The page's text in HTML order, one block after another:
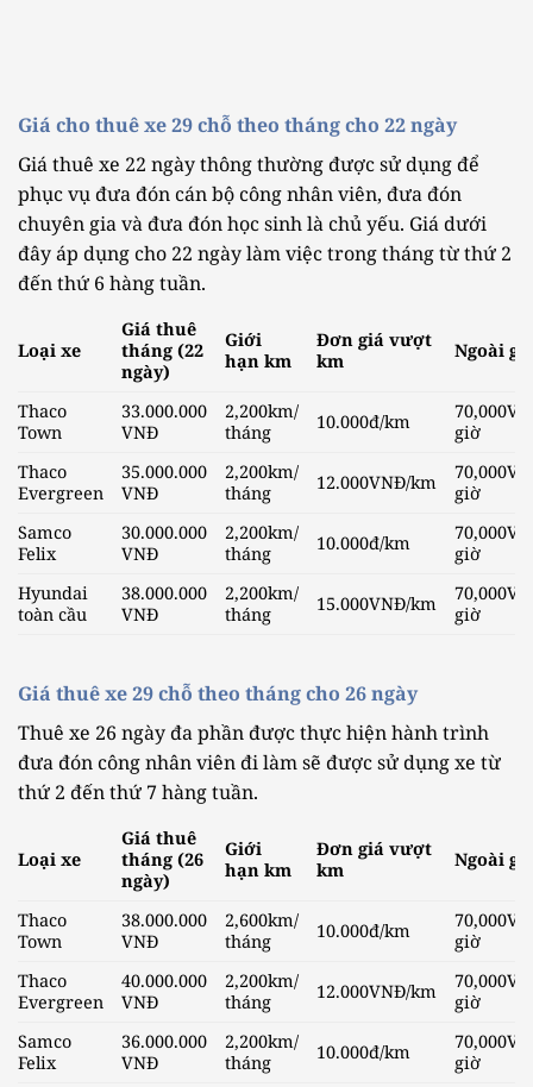
Giá cho thuê xe 29 chỗ theo tháng cho 22 ngày
Giá thuê xe 22 ngày thông thường được sử dụng để
phục vụ đưa đón cán bộ công nhân viên, đưa đón
chuyên gia và đưa đón học sinh là chủ yếu. Giá dưới
đây áp dụng cho 22 ngày làm việc trong tháng từ thứ 2
đến thứ 6 hàng tuần.
Loại xe
Giá thuê
tháng (22
ngày)
Giới
hạn km
Đơn giá vượt
km
Ngoài
Thaco
Town
33.000.000
VNĐ
2,200km/
tháng
10.000đ/km
giờ
Thaco
Evergreen
35.000.000
VNĐ
2,200km/
tháng
12.000VNĐ/km
giờ
Samco
Felix
30.000.000
VNĐ
2,200km/
tháng
10.000đ/km
giờ
Hyundai
toàn cầu
38.000.000
VNĐ
2,200km/
tháng
15.000VNĐ/km
giờ
Giá thuê xe 29 chỗ theo tháng cho 26 ngày
Thuê xe 26 ngày đa phần được thực hiện hành trình
đưa đón công nhân viên đi làm sẽ được sử dụng xe từ
thứ 2 đến thứ 7 hàng tuần.
Loại xe
Giá thuê
tháng (26
ngày)
Giới
hạn km
Đơn giá vượt
km
Ngoài
Thaco
Town
38.000.000
VNĐ
2,600km/
tháng
10.000đ/km
giờ
Thaco
Evergreen
40.000.000
VNĐ
2,200km/
tháng
12.000VNĐ/km
giờ
Samco
Felix
36.000.000
VNĐ
2,200km/
tháng
10.000đ/km
giờ